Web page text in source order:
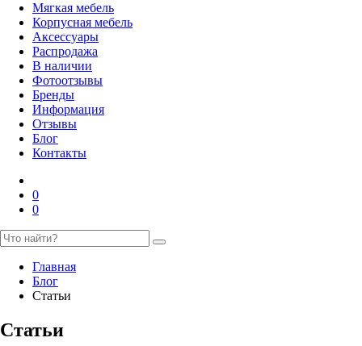
Мягкая мебель
Корпусная мебель
Аксессуары
Распродажа
В наличии
Фотоотзывы
Бренды
Информация
Отзывы
Блог
Контакты
0
0
Главная
Блог
Статьи
Статьи